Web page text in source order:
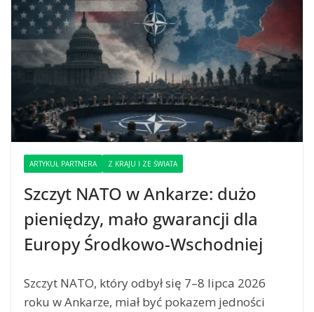
ARTYKUŁ PARTNERA Z KRAJU I ZE ŚWIATA
Szczyt NATO w Ankarze: dużo
pieniędzy, mało gwarancji dla
Europy Środkowo-Wschodniej
Szczyt NATO, który odbył się 7–8 lipca 2026
roku w Ankarze, miał być pokazem jedności